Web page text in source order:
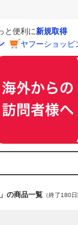
と便利に新規取得
ヤフーショッピ
の商品一覧 （終了180日